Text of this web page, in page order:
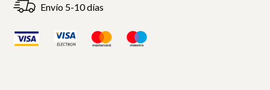
Envío 5-10 días